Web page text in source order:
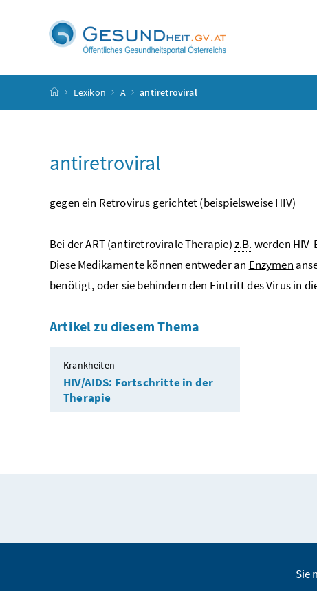
Startseite
Lexikon A antiretroviral
antiretroviral
gegen ein Retrovirus gerichtet (beispielsweise HIV)
Bei der ART (antiretrovirale Therapie)z.B. werden HIV-
Diese Medikamente können entweder an Enzymen
benötigt, oder sie behindern den Eintritt des Virus in
Artikel zu diesem Thema
Krankheiten
HIV/AIDS: Fortschritte in der
Therapie
Sie